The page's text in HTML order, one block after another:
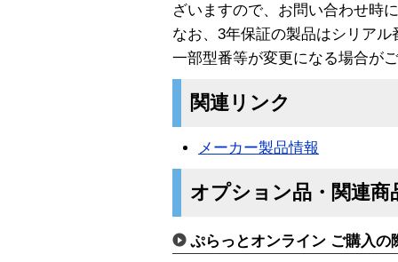
ざいますので、お問い合わせ時
なお、3年保証の製品はシリア
一部型番等が変更になる場合が
関連リンク
メーカー製品情報
オプション品・関連商
ぷらっとオンライン ご購入の